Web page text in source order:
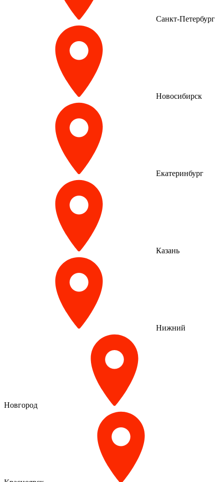
Санкт-Петербург
Новосибирск
Екатеринбург
Казань
Нижний
Новгород